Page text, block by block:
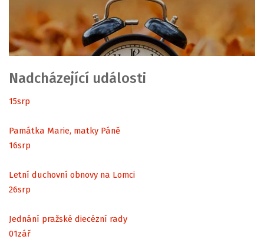
Nadcházející události
15srp
Památka Marie, matky Páně
16srp
Letní duchovní obnovy na Lomci
26srp
Jednání pražské diecézní rady
01zář